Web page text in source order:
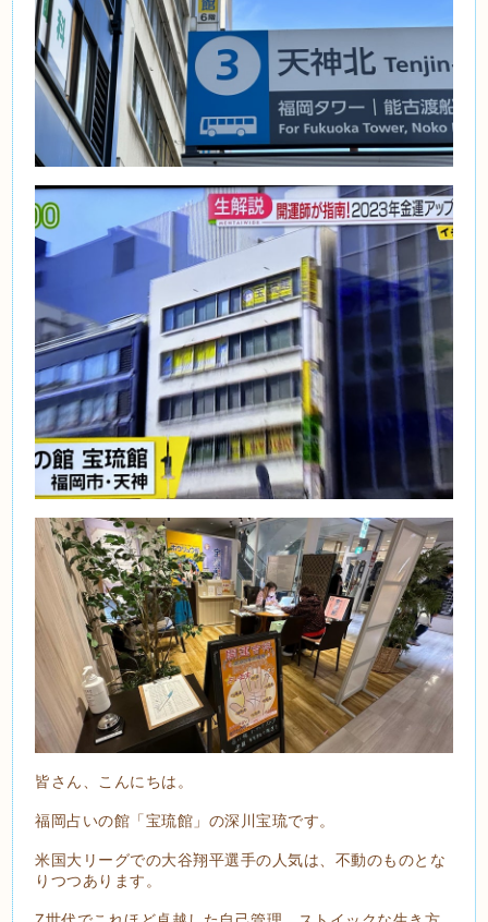
皆さん、こんにちは。
福岡占いの館「宝琉館」の深川宝琉です。
米国大リーグでの大谷翔平選手の人気は、不動のものとな
りつつあります。